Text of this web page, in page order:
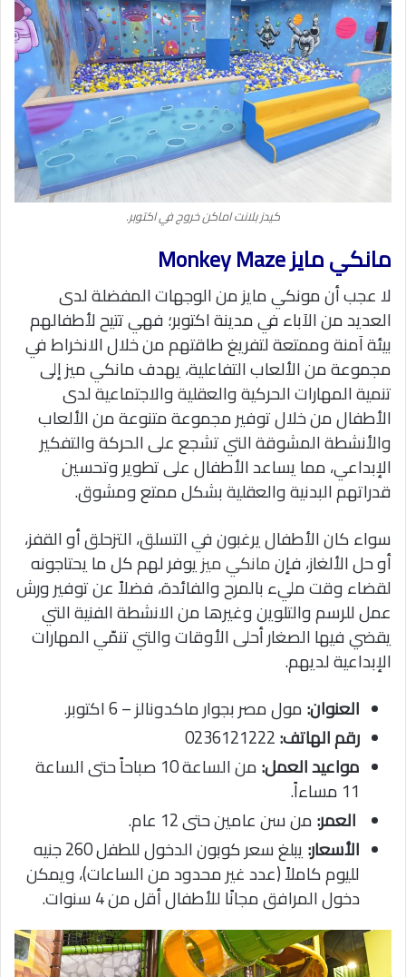
كيدز بلانت اماكن خروج في اكتوبر.
مانكي مايز Monkey Maze
لا عجب أن مونكي مايز من الوجهات المفضلة لدى
العديد من الآباء في مدينة اكتوبر؛ فهي تتيح لأطفالهم
بيئة آمنة وممتعة لتفريغ طاقتهم من خلال الانخراطفي
مجموعة من الألعاب التفاعلية،يهدف مانكي ميز إلى
تنمية المهارات الحركية والعقلية والاجتماعية لدى
الأطفال من خلال توفير مجموعة متنوعة من الألعاب
والأنشطة المشوقة التي تشجع على الحركة والتفكير
الإبداعي، مما يساعد الأطفال على تطوير وتحسين
قدراتهم البدنية والعقلية بشكل ممتع ومشوق.
سواء كان الأطفال يرغبون في التسلق، التزحلق أو القفز،
أو حل الألغاز، فإنمانكي ميزيوفر لهم كل ما يحتاجونه
لقضاء وقت مليء بالمرح والفائدة،فضلاً عن توفير ورش
عمل للرسم والتلوين وغيرها من الانشطة الفنية التي
يقضي فيها الصغار أحلى الأوقات والتي تنمّي المهارات
الإبداعية لديهم.
العنوان:مول مصر بجوار ماكدونالز – 6 اكتوبر.
رقم الهاتف:
مواعيد العمل:
من الساعة 10 صباحاً حتى الساعة
11 مساءاً.
العمر:من سن عامين حتى 12 عام.
الأسعار:
يبلغ سعر كوبون الدخول للطفل 260 جنيه
لليوم كاملاً (عدد غير محدود من الساعات)، ويمكن
دخول المرافق مجانًا للأطفال أقل من 4 سنوات.